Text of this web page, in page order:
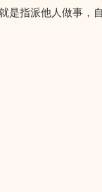
指派他人做事，自